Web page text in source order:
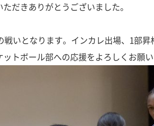
だきありがとうございました。
戦いとなります。インカレ出場、1部
トボール部への応援をよろしくお願い